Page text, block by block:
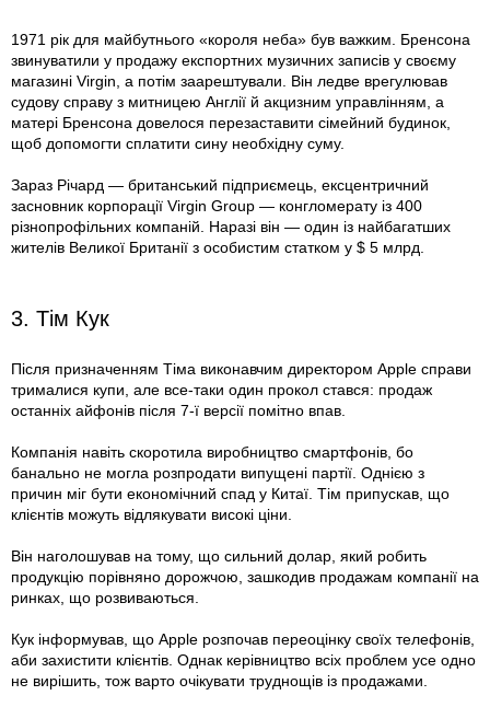
1971 рік для майбутнього «короля неба» був важким. Бренсона
звинуватили у продажу експортних музичних записів у своєму
магазині Virgin, а потім заарештували. Він ледве врегулював
судову справу з митницею Англії й акцизним управлінням, а
матері Бренсона довелося перезаставити сімейний будинок,
щоб допомогти сплатити сину необхідну суму.
Зараз Річард — британський підприємець, ексцентричний
засновник корпорації Virgin Group — конгломерату із 400
різнопрофільних компаній. Наразі він — один із найбагатших
жителів Великої Британії з особистим статком у $ 5 млрд.
3. Тім Кук
Після призначенням Тіма виконавчим директором Apple справи
трималися купи, але все-таки один прокол стався: продаж
останніх айфонів після 7-ї версії помітно впав.
Компанія навіть скоротила виробництво смартфонів, бо
банально не могла розпродати випущені партії. Однією з
причин міг бути економічний спад у Китаї. Тім припускав, що
клієнтів можуть відлякувати високі ціни.
Він наголошував на тому, що сильний долар, який робить
продукцію порівняно дорожчою, зашкодив продажам компанії на
ринках, що розвиваються.
Кук інформував, що Apple розпочав переоцінку своїх телефонів,
аби захистити клієнтів. Однак керівництво всіх проблем усе одно
не вирішить, тож варто очікувати труднощів із продажами.